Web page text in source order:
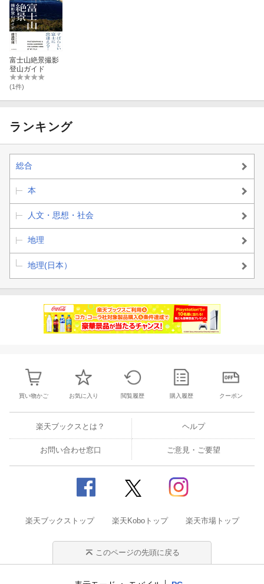
富士山絶景撮影
登山ガイド
(1件)
ランキング
総合
本
人文・思想・社会
地理
地理(日本）
買い物かご お気に入り 閲覧履歴 購入履歴 クーポン
楽天ブックスとは？ ヘルプ
お問い合わせ窓口 ご意見・ご要望
楽天ブックストップ 楽天Koboトップ 楽天市場トップ
このページの先頭に戻る